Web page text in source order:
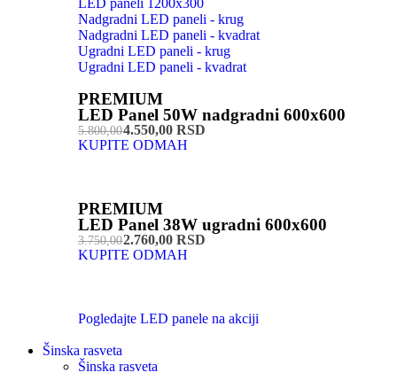
LED paneli 1200x300
Nadgradni LED paneli - krug
Nadgradni LED paneli - kvadrat
Ugradni LED paneli - krug
Ugradni LED paneli - kvadrat
PREMIUM
LED Panel 50W nadgradni 600x600
5.800,004.550,00 RSD
KUPITE ODMAH
PREMIUM
LED Panel 38W ugradni 600x600
3.750,002.760,00 RSD
KUPITE ODMAH
Pogledajte LED panele na akciji
Šinska rasveta
Šinska rasveta